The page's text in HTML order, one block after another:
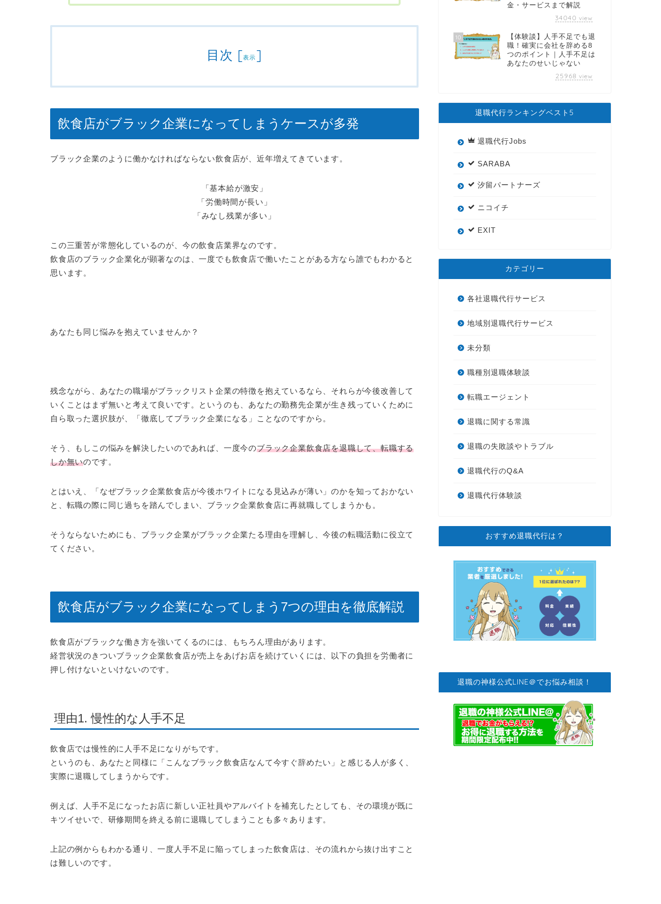
目次 [表示 ]
飲食店がブラック企業になってしまうケースが多発
ブラック企業のように働かなければならない飲食店が、近年増えてきています。
「基本給が激安」
「労働時間が長い」
「みなし残業が多い」
この三重苦が常態化しているのが、今の飲食店業界なのです。
飲食店のブラック企業化が顕著なのは、一度でも飲食店で働いたことがある方なら誰でもわかると
思います。
あなたも同じ悩みを抱えていませんか？
残念ながら、あなたの職場がブラックリスト企業の特徴を抱えているなら、それらが今後改善して
いくことはまず無いと考えて良いです。というのも、あなたの勤務先企業が生き残っていくために
自ら取った選択肢が、「徹底してブラック企業になる」ことなのですから。
そう、もしこの悩みを解決したいのであれば、一度今のブラック企業飲食店を退職して、転職する
しか無いのです。
とはいえ、「 なぜブラック企業飲食店が今後ホワイトになる見込みが薄い 」のかを知っておかない
と、転職の際に同じ過ちを踏んでしまい、ブラック企業飲食店に再就職してしまうかも。
そうならないためにも、ブラック企業がブラック企業たる理由を理解し、今後の転職活動に役立て
てください。
飲食店がブラック企業になってしまう7つの理由を徹底解説
飲食店がブラックな働き方を強いてくるのには、もちろん理由があります。
経営状況のきついブラック企業飲食店が売上をあげお店を続けていくには、以下の負担を労働者に
押し付けないといけないのです。
理由1. 慢性的な人手不足
飲食店では慢性的に人手不足になりがちです。
というのも、あなたと同様に「 こんなブラック飲食店なんて今すぐ辞めたい 」と感じる人が多く、
実際に退職してしまうからです。
例えば、人手不足になったお店に新しい正社員やアルバイトを補充したとしても、その環境が既に
キツイせいで、研修期間を終える前に退職してしまうことも多々あります。
上記の例からもわかる通り、一度人手不足に陥ってしまった飲食店は、その流れから抜け出すこと
は難しいのです。
金・サービスまで解説
34040 view
10
【体験談】人手不足でも退
職！確実に会社を辞める8
つのポイント｜人手不足は
あなたのせいじゃない
25968 view
退職代行ランキングベスト5
退職代行Jobs
SARABA
汐留パートナーズ
ニコイチ
EXIT
カテゴリー
各社退職代行サービス
地域別退職代行サービス
未分類
職種別退職体験談
転職エージェント
退職に関する常識
退職の失敗談やトラブル
退職代行のQ&A
退職代行体験談
おすすめ退職代行は？
退職の神様公式LINE＠でお悩み相談！